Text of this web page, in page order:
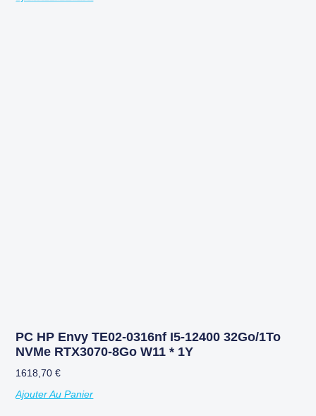
PC HP Envy TE02-0316nf I5-12400 32Go/1To
NVMe RTX3070-8Go W11 * 1Y
1618,70€
Ajouter Au Panier